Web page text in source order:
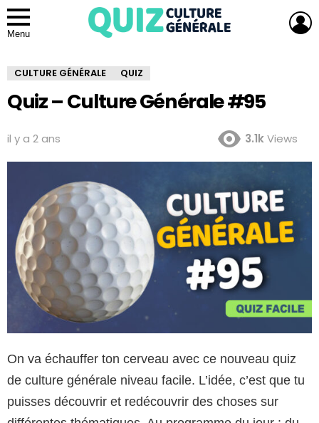
Menu
CULTURE GÉNÉRALE QUIZ
Quiz – Culture Générale #95
il y a 2 ans 3.1kViews
On va échauffer ton cerveau avec ce nouveau quiz
de culture générale niveau facile. L’idée, c’est que tu
puisses découvrir et redécouvrir des choses sur